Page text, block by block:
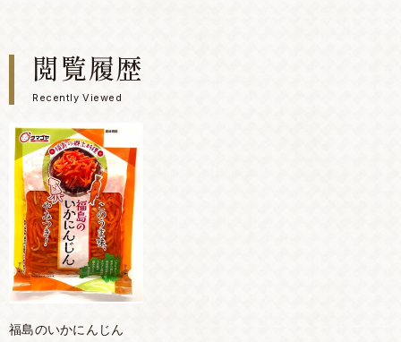
閲覧履歴
Recently Viewed
福島のいかにんじん